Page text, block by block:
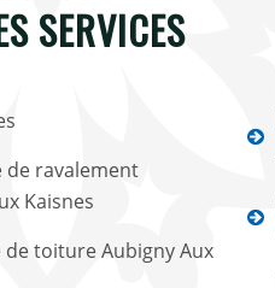
SERVICES
de ravalement
Kaisnes
de toiture Aubigny Aux